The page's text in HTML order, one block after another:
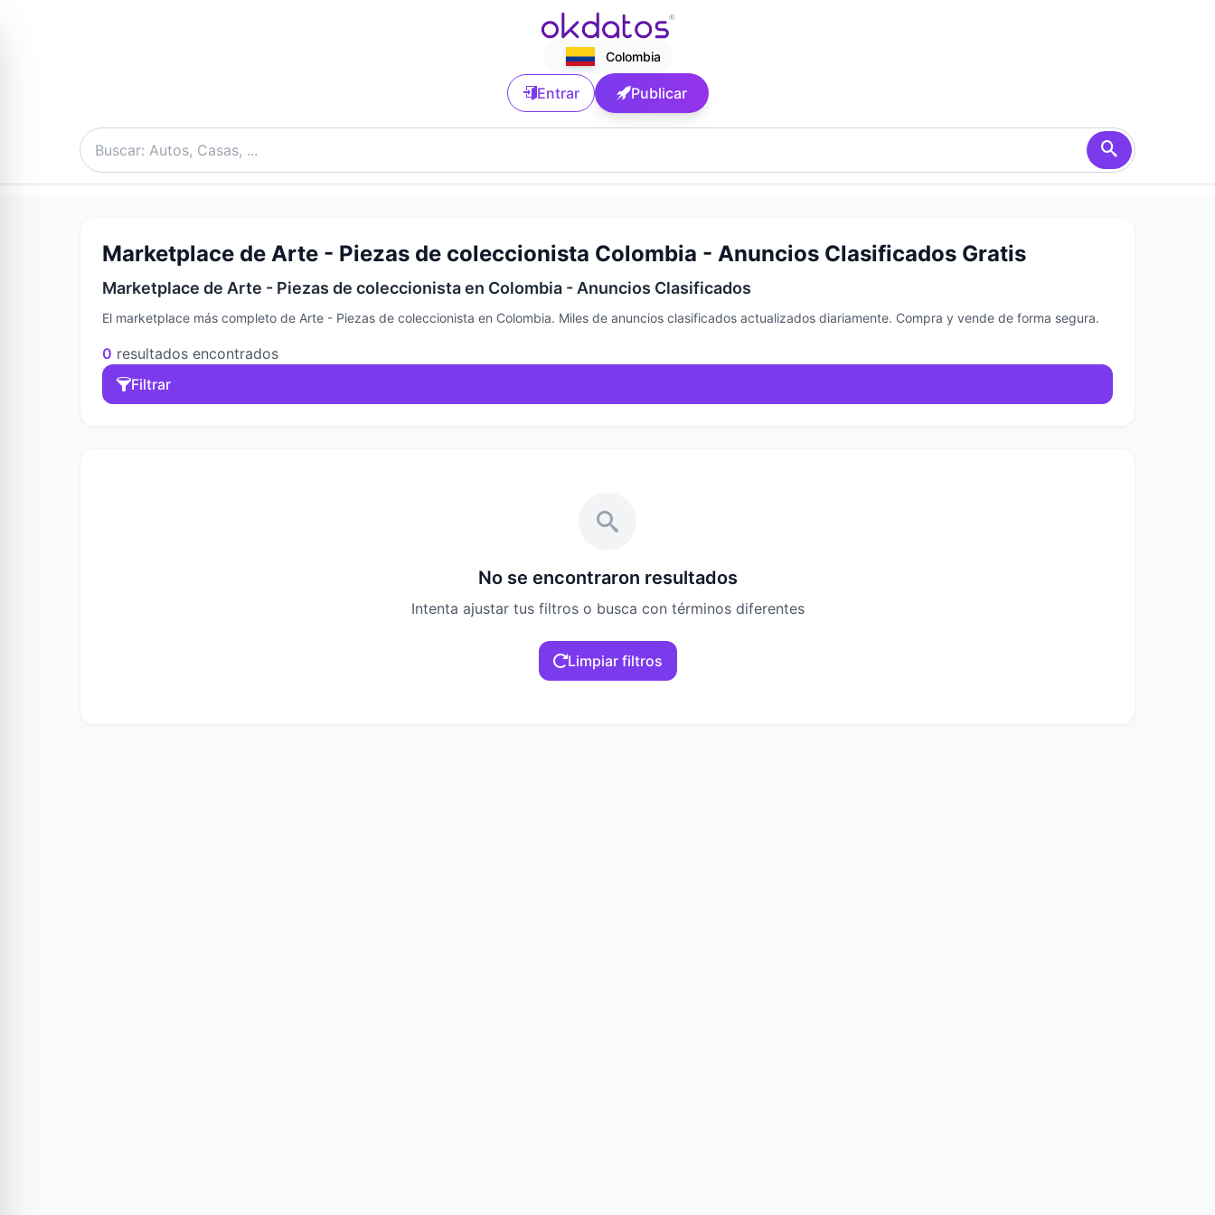
Colombia
Entrar Publicar
Marketplace de Arte - Piezas de coleccionista Colombia - Anuncios Clasificados Gratis
Marketplace de Arte - Piezas de coleccionista en Colombia - Anuncios Clasificados
El marketplace más completo de Arte - Piezas de coleccionista en Colombia. Miles de anuncios clasificados actualizados diariamente. Compra y vende de forma segura.
0 resultados encontrados
Filtrar
No se encontraron resultados
Intenta ajustar tus filtros o busca con términos diferentes
Limpiar filtros